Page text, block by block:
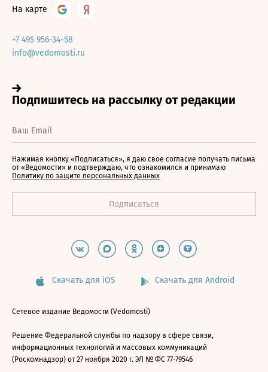
На карте
+7 495 956-34-58
info@vedomosti.ru
Нажимая кнопку «Подписаться», я даю свое согласие получать письма
от «Ведомости» и подтверждаю, что ознакомился и принимаю
Политику по защите персональных данных
Скачать для iOS Скачать для Android
Сетевое издание Ведомости (Vedomosti)
Решение Федеральной службы по надзору в сфере связи,
информационных технологий и массовых коммуникаций
(Роскомнадзор) от 27 ноября 2020 г. ЭЛ № ФС 77-79546